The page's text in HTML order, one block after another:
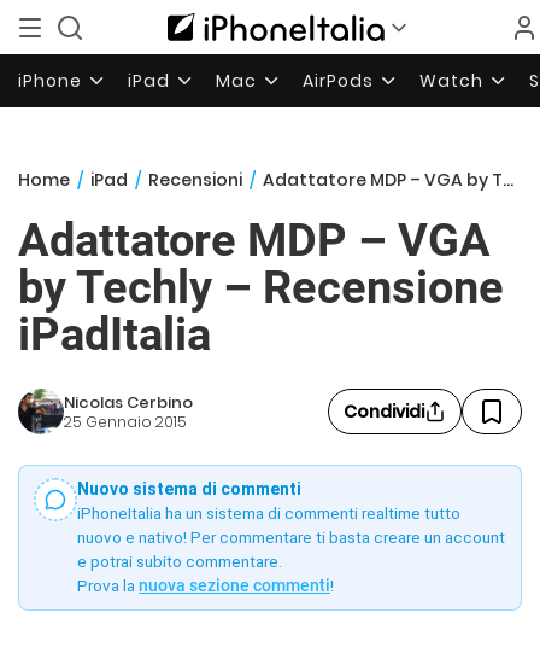
iPhone iPad Mac AirPods Watch
Home / iPad / Recensioni / Adattatore MDP – VGA by Techly – Recensione iPadItalia
Adattatore MDP – VGA
by Techly – Recensione
iPadItalia
Nicolas Cerbino
25 Gennaio 2015 Condividi
Nuovo sistema di commenti
iPhoneItalia ha un sistema di commenti realtime tutto
nuovo e nativo! Per commentare ti basta creare un account
e potrai subito commentare.
Prova la nuova sezione commenti!